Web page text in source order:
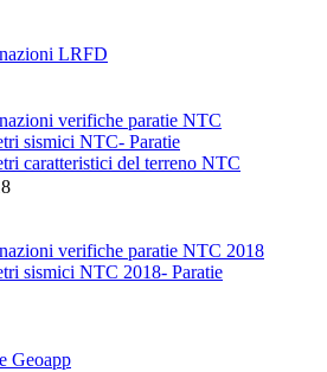
LRFD
verifiche paratie NTC
sismici NTC- Paratie
caratteristici del terreno NTC
verifiche paratie NTC 2018
sismici NTC 2018- Paratie
Geoapp